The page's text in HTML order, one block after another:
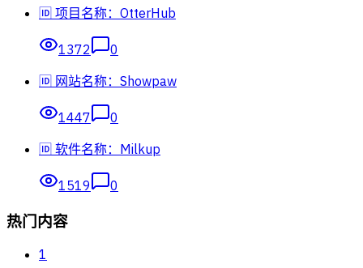
🆔 项目名称：OtterHub
1372
0
🆔 网站名称：Showpaw
1447
0
🆔 软件名称：Milkup
1519 0
热门内容
1